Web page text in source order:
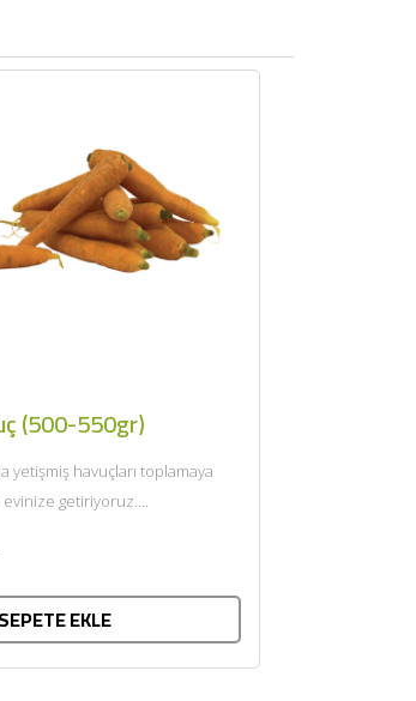
(500-550gr)
yetişmiş havuçları toplamaya
evinize getiriyoruz....
SEPETE EKLE